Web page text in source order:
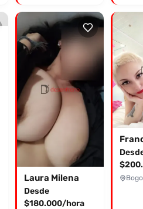
Laura Milena
Desde
$180.000/hora